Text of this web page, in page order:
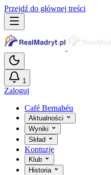
Przejdź do głównej treści
1
Zaloguj
Café Bernabéu
Aktualności
Wyniki
Skład
Kontuzje
Klub
Historia